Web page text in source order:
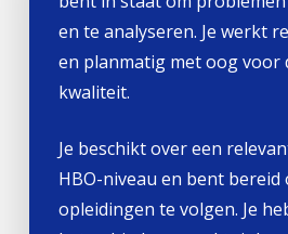
en te analyseren. Je werkt
en planmatig met oog voor
kwaliteit.
Je beschikt over een
HBO-niveau en bent bereid
opleidingen te volgen. Je